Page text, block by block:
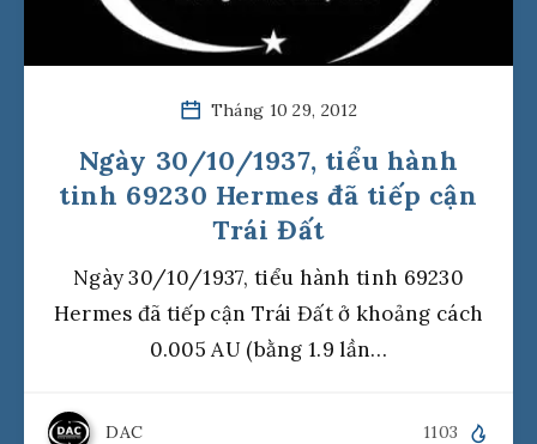
Tháng 10 29, 2012
Ngày 30/10/1937, tiểu hành
tinh 69230 Hermes đã tiếp cận
Trái Đất
Ngày 30/10/1937, tiểu hành tinh 69230
Hermes đã tiếp cận Trái Đất ở khoảng cách
0.005 AU (bằng 1.9 lần…
DAC 1103